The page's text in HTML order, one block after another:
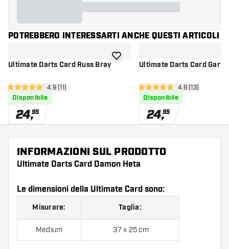
POTREBBERO INTERESSARTI ANCHE QUESTI ARTICOLI
Ultimate Darts Card Russ Bray
apri pannello recensioni
4.9 stelle di valutazione
4.9 (11)
Disponibile
24,95
aggiungi alla lista dei desideri
Ultimate Darts Card Gary
apri pannello
4.8 stelle di valutazione
4.8 (13)
Disponibile
24,95
INFORMAZIONI SUL PRODOTTO
Ultimate Darts Card Damon Heta
Le dimensioni della Ultimate Card sono:
Misurare: Taglia:
Medium 37 x 25 cm